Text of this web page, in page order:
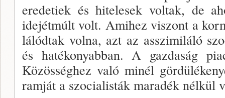
eredetiek és hi­telesek voltak, de
idejétmúlt volt. Amihez vi­szont a
lálódtak volna, azt az asszimiláló
és hatéko­nyabban. A gazdaság
Közösséghez való minél
ramját a szocialisták maradék nélkül